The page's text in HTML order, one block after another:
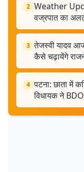
2 Weather
वज्रपात का
3 तेजस्वी यादव
कैसे चढ़ायेंगे
4 पटना: छाता में
विधायक ने